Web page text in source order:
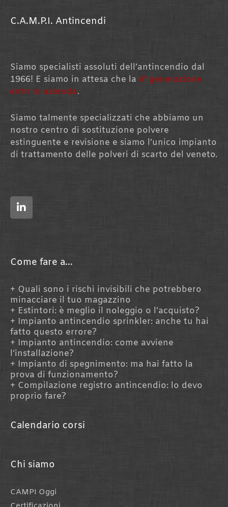
C.A.M.P.I. Antincendi
Siamo specialisti assoluti dell’antincendio dal
1966! E siamo in attesa che la 4° generazione
entri in azienda.
Siamo talmente specializzati che abbiamo un
nostro centro di sostituzione polvere
estinguente e revisione e siamo l’unico impianto
di trattamento delle polveri di scarto del veneto.
n
k
n
Come fare a...
Quali sono i rischi invisibili che potrebbero
minacciare il tuo magazzino
Estintori: è meglio il noleggio o l’acquisto?
Impianto antincendio sprinkler: anche tu hai
fatto questo errore?
Impianto antincendio: come avviene
l’installazione?
Impianto di spegnimento: ma hai fatto la
prova di funzionamento?
Compilazione registro antincendio: lo devo
proprio fare?
Calendario corsi
Chi siamo
CAMPI Oggi